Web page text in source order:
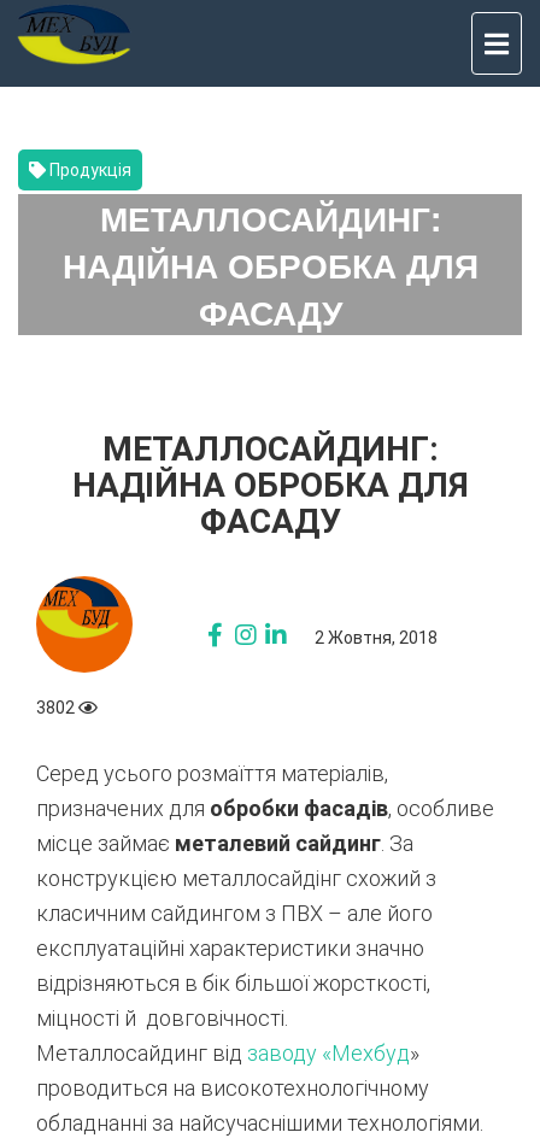
Продукція
МЕТАЛЛОСАЙДИНГ:
НАДІЙНА ОБРОБКА ДЛЯ
ФАСАДУ
МЕТАЛЛОСАЙДИНГ:
НАДІЙНА ОБРОБКА ДЛЯ
ФАСАДУ
2 Жовтня, 2018
3802
Серед усього розмаїття матеріалів,
призначених для обробки фасадів, особливе
місце займає металевий сайдинг За
конструкцією металлосайдінг схожий з
класичним сайдингом з ПВХ – але його
експлуатаційні характеристики значно
відрізняються в бік більшої жорсткості,
міцності й довговічності
Металлосайдинг від заводу «Мехбуд»
проводиться на високотехнологічному
обладнанні за найсучаснішими технологіями